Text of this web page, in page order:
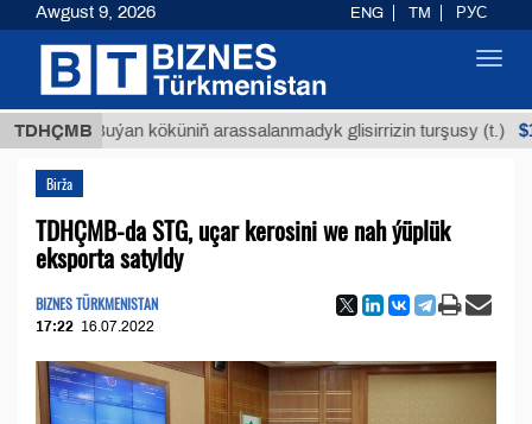
TDHÇMB
Buýan köküniň arassalanmadyk glisirrizin turşusy (t.)
Birža
TDHÇMB-da STG, uçar kerosini we nah ýüplük
eksporta satyldy
BIZNES TÜRKMENISTAN
17:22 16.07.2022
Awgust 9, 2026 ENG TM РУС